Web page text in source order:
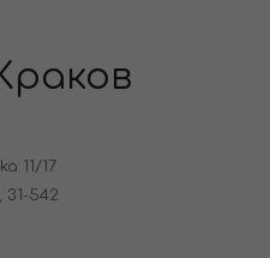
11/17
31-542